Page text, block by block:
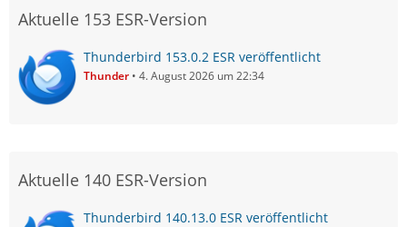
Aktuelle 153 ESR-Version
Thunderbird 153.0.2 ESR veröffentlicht
Thunder 4. August 2026 um 22:34
Aktuelle 140 ESR-Version
Thunderbird 140.13.0 ESR veröffentlicht